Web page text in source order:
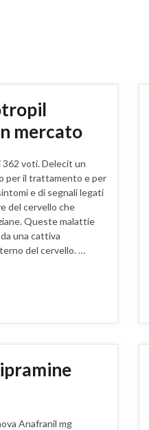
mercato
362 voti. Delecit un
per il trattamento e per
e di segnali legati
del cervello che
Queste malattie
una cattiva
del cervello. …
Anafranil mg